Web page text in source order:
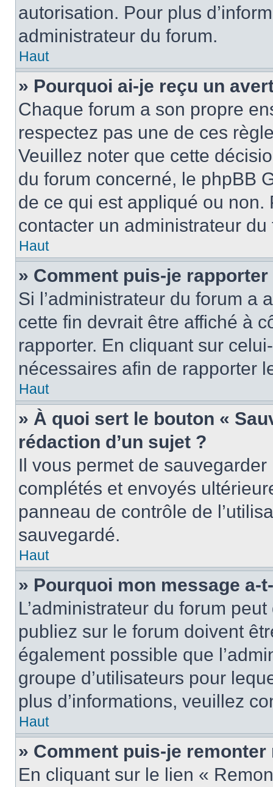
autorisation. Pour plus
administrateur du forum.
Haut
» Pourquoi ai-je reçu un
Chaque forum a son propre
respectez pas une de ces
Veuillez noter que cette
du forum concerné, le phpBB
de ce qui est appliqué ou non.
contacter un administrateur du
Haut
» Comment puis-je
Si l’administrateur du forum a
cette fin devrait être affiché à
rapporter. En cliquant sur
nécessaires afin de rapporter
Haut
» À quoi sert le bouton «
rédaction d’un sujet ?
Il vous permet de
complétés et envoyés
panneau de contrôle de
sauvegardé.
Haut
» Pourquoi mon message a-
L’administrateur du forum
publiez sur le forum doivent
également possible que
groupe d’utilisateurs pour
plus d’informations, veuillez
Haut
» Comment puis-je
En cliquant sur le lien «